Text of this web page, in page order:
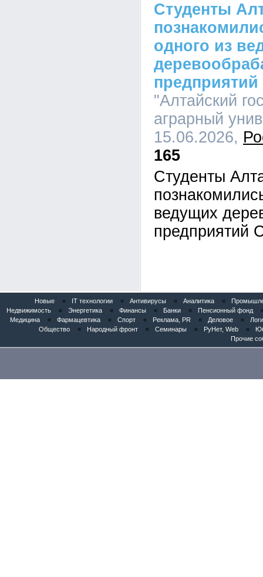
Студенты
одного из
"Алтайский
аграрный
15.06.2026,
165
Студенты
ведущих
предприятий
Новые « IT технологии « Антивирусы « Аналитика «
Недвижимость
« Энергетика « Финансы « Банки « Пенсионный фонд
Медицина
« Фармацевтика « Спорт « Реклама, PR « Деловое «
Общество
« Народный фронт « Семинары « РуНет, Web «
Прочие